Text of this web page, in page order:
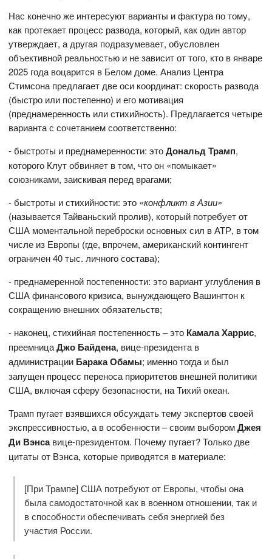
Нас конечно же интересуют варианты и фактура по тому,
как протекает процесс развода, который, как один автор
утверждает, а другая подразумевает, обусловлен
объективной реальностью и не зависит от того, кто в январе
2025 года воцарится в Белом доме. Анализ Центра
Стимсона предлагает две оси координат: скорость развода
(быстро или постепенно) и его мотивация
(преднамеренность или стихийность). Предлагается четыре
варианта с сочетанием соответственно:
- быстроты и преднамеренности: этоДональд Трамп,
которого Клут обвиняет в том, что он «помыкает»
союзниками, заискивая перед врагами;
- быстроты и стихийности: это «конфликт в Азии»
(называется Тайваньский пролив), который потребует от
США моментальной переброски основных сил в АТР, в том
числе из Европы (где, впрочем, американский контингент
ограничен 40 тыс. личного состава);
- преднамеренной постепенности: это вариант углубления в
США финансового кризиса, вынуждающего Вашингтон к
сокращению внешних обязательств;
- наконец, стихийная постепенность – это Камала Харрис,
преемницаДжо Байдена, вице-президента в
администрации Барака Обамы; именно тогда и был
запущен процесс переноса приоритетов внешней политики
США, включая сферу безопасности, на Тихий океан.
Трамп пугает взявшихся обсуждать тему экспертов своей
экспрессивностью, а в особенности – своим выборомДжея
Ди Вэнсавице-президентом. Почему пугает? Только две
цитаты от Вэнса, которые приводятся в материале:
[При Трампе] США потребуют от Европы, чтобы она
была самодостаточной как в военном отношении, так и
в способности обеспечивать себя энергией без
участия России.